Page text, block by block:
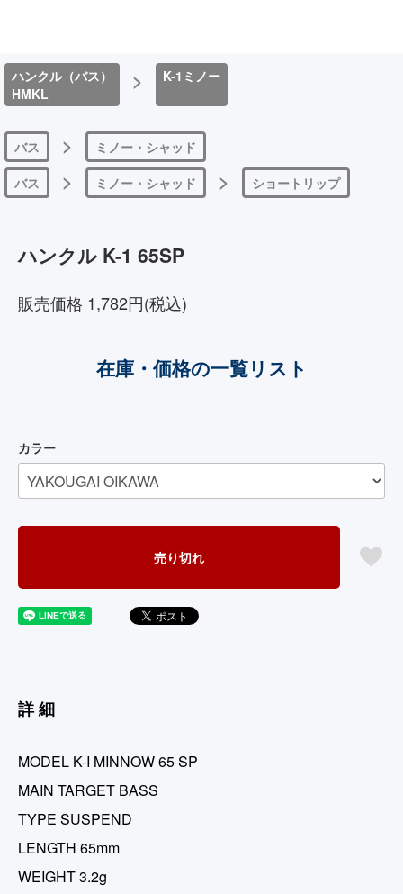
ハンクル（バス）
HMKL
> K-1ミノー
バス >
ミノー・シャッド
バス
> ミノー・シャッド > ショートリップ
ハンクル K-1 65SP
販売価格 1,782円(税込)
在庫・価格の一覧リスト
カラー
売り切れ
詳細
MODEL K-I MINNOW 65 SP
MAIN TARGET BASS
TYPE SUSPEND
LENGTH 65mm
WEIGHT 3.2g